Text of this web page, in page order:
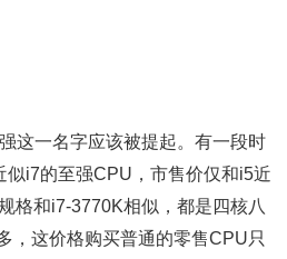
这一名字应该被提起。有一段时
似i7的至强CPU，市售价仅和i5近
格和i7-3770K相似，都是四核八
，这价格购买普通的零售CPU只